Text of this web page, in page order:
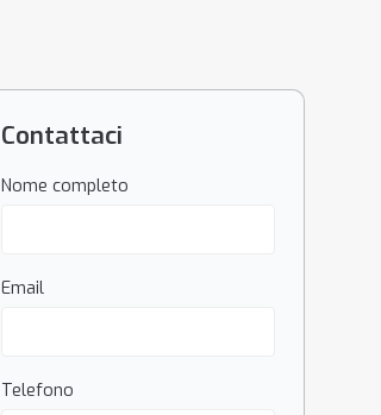
Contattaci
Nome completo
Email
Telefono